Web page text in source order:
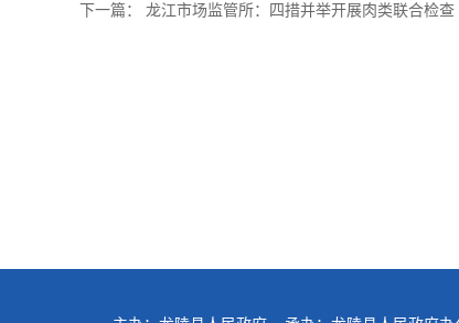
下一篇： 龙江市场监管所：四措并举开展肉类联合检查